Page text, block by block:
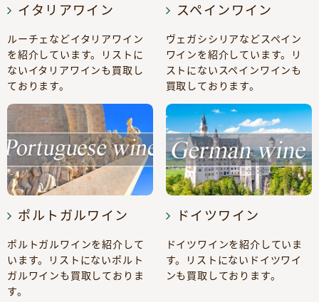
イタリアワイン
ルーチェなどイタリアワイン
を紹介しています。リストに
ないイタリアワインも買取し
ております。
スペインワイン
ヴェガシシリアなどスペイン
ワインを紹介しています。リ
ストにないスペインワインも
買取しております。
ポルトガルワイン
ポルトガルワインを紹介して
います。リストにないポルト
ガルワインも買取しておりま
す。
ドイツワイン
ドイツワインを紹介していま
す。リストにないドイツワイ
ンも買取しております。